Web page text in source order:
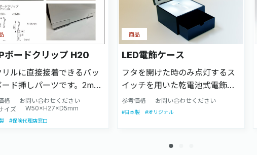
ボードクリップ H20
リルに直接接着できるバッ
ード挿しパーツです。2mm
対応。サイズ違いもあり
格
お問い合わせください
イズ
W50×H27×D5mm
#保険代理店窓口
LED電飾ケース
フタを開けた時のみ点灯するス
イッチを用いた乾電池式電飾ケ
ースです。
参考価格 お問い合わせください
商品
#日本製 #オリジナル